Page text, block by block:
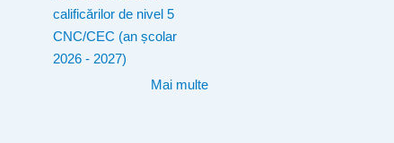
calificărilor de nivel 5
CNC/CEC (an școlar
2026 - 2027)
Mai multe